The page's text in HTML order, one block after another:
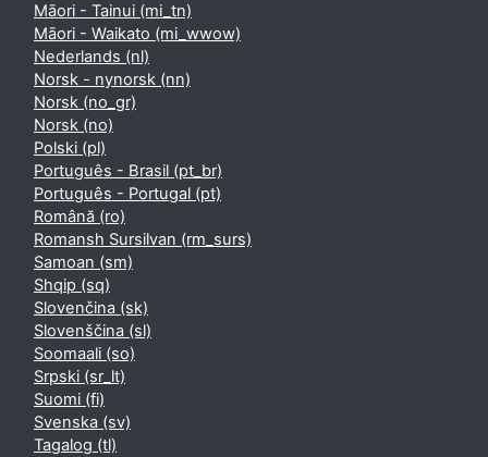
Māori - Tainui ‎(mi_tn)‎
Māori - Waikato ‎(mi_wwow)‎
Nederlands ‎(nl)‎
Norsk - nynorsk ‎(nn)‎
Norsk ‎(no_gr)‎
Norsk ‎(no)‎
Polski ‎(pl)‎
Português - Brasil ‎(pt_br)‎
Português - Portugal ‎(pt)‎
Română ‎(ro)‎
Romansh Sursilvan ‎(rm_surs)‎
Samoan ‎(sm)‎
Shqip ‎(sq)‎
Slovenčina ‎(sk)‎
Slovenščina ‎(sl)‎
Soomaali ‎(so)‎
Srpski ‎(sr_lt)‎
Suomi ‎(fi)‎
Svenska ‎(sv)‎
Tagalog ‎(tl)‎